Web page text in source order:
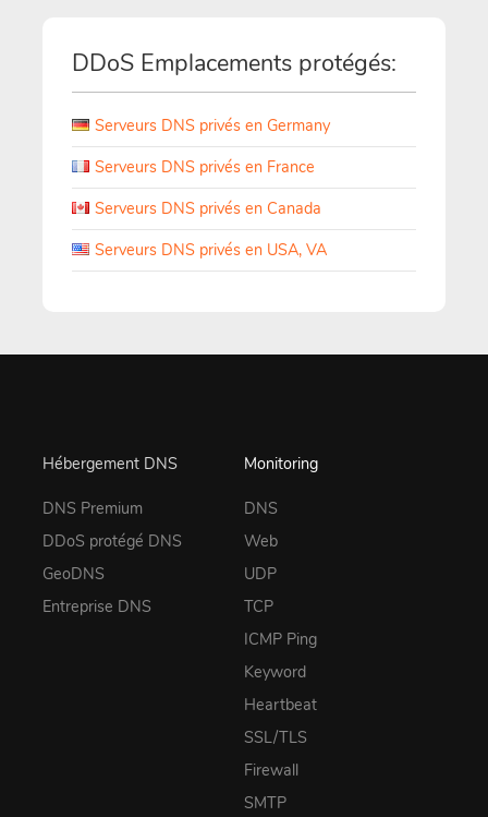
DDoS Emplacements protégés:
Serveurs DNS privés en Germany
Serveurs DNS privés en France
Serveurs DNS privés en Canada
Serveurs DNS privés en USA, VA
Hébergement DNS
DNS Premium
DDoS protégé DNS
GeoDNS
Entreprise DNS
Monitoring
DNS
Web
UDP
TCP
ICMP Ping
Keyword
Heartbeat
SSL/TLS
Firewall
SMTP